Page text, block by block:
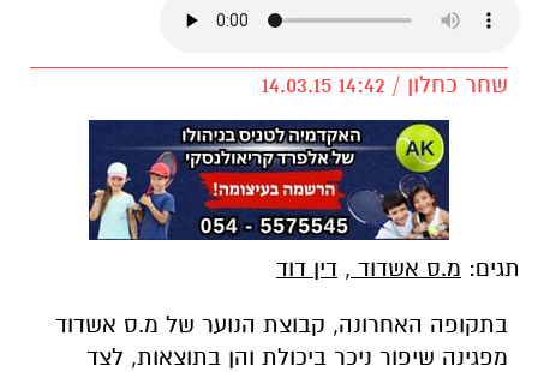
שחר כחלון / 14:42 14.03.15
תגים: מ.ס אשדוד , דין דוד
בתקופה האחרונה, קבוצת הנוער של מ.ס אשדוד
מפגינה שיפור ניכר ביכולת והן בתוצאות, לצד